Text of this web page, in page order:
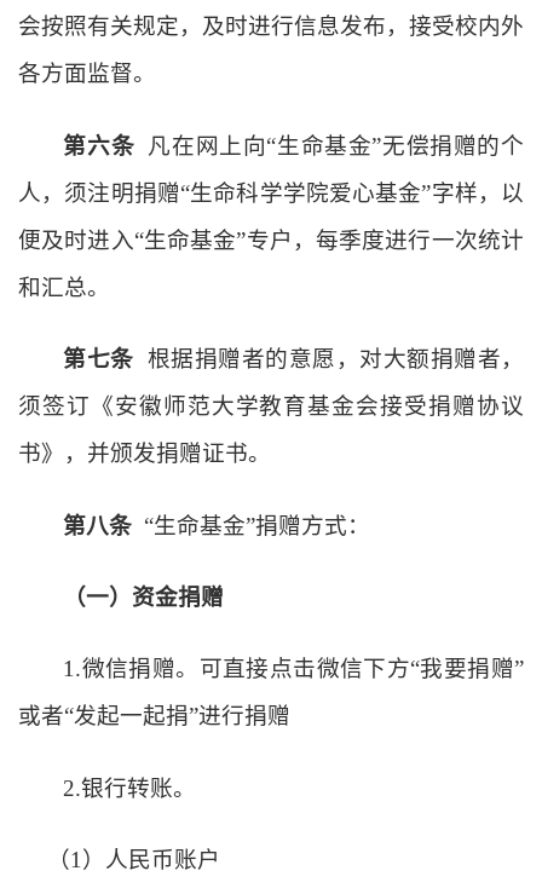
会按照有关规定，及时进行信息发布，接受校内外
各方面监督。
第六条 凡在网上向“生命基金”无偿捐赠的个
人，须注明捐赠“生命科学学院爱心基金”字样，以
便及时进入“生命基金”专户，每季度进行一次统计
和汇总。
第七条 根据捐赠者的意愿，对大额捐赠者，
须签订《安徽师范大学教育基金会接受捐赠协议
书》，并颁发捐赠证书。
第八条 “生命基金”捐赠方式：
（一）资金捐赠
1.微信捐赠。可直接点击微信下方“我要捐赠”
或者“发起一起捐”进行捐赠
2.银行转账。
（1）人民币账户